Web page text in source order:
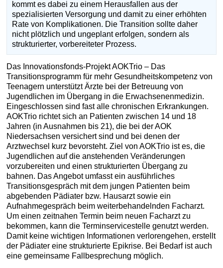
kommt es dabei zu einem Herausfallen aus der
spezialisierten Versorgung und damit zu einer erhöhten
Rate von Komplikationen. Die Transition sollte daher
nicht plötzlich und ungeplant erfolgen, sondern als
strukturierter, vorbereiteter Prozess.
Das Innovationsfonds-Projekt AOKTrio – Das
Transitionsprogramm für mehr Gesundheitskompetenz von
Teenagern unterstützt Ärzte bei der Betreuung von
Jugendlichen im Übergang in die Erwachsenenmedizin.
Eingeschlossen sind fast alle chronischen Erkrankungen.
AOKTrio richtet sich an Patienten zwischen 14 und 18
Jahren (in Ausnahmen bis 21), die bei der AOK
Niedersachsen versichert sind und bei denen der
Arztwechsel kurz bevorsteht. Ziel von AOKTrio ist es, die
Jugendlichen auf die anstehenden Veränderungen
vorzubereiten und einen strukturierten Übergang zu
bahnen. Das Angebot umfasst ein ausführliches
Transitionsgespräch mit dem jungen Patienten beim
abgebenden Pädiater bzw. Hausarzt sowie ein
Aufnahmegespräch beim weiterbehandelnden Facharzt.
Um einen zeitnahen Termin beim neuen Facharzt zu
bekommen, kann die Terminservicestelle genutzt werden.
Damit keine wichtigen Informationen verlorengehen, erstellt
der Pädiater eine strukturierte Epikrise. Bei Bedarf ist auch
eine gemeinsame Fallbesprechung möglich.